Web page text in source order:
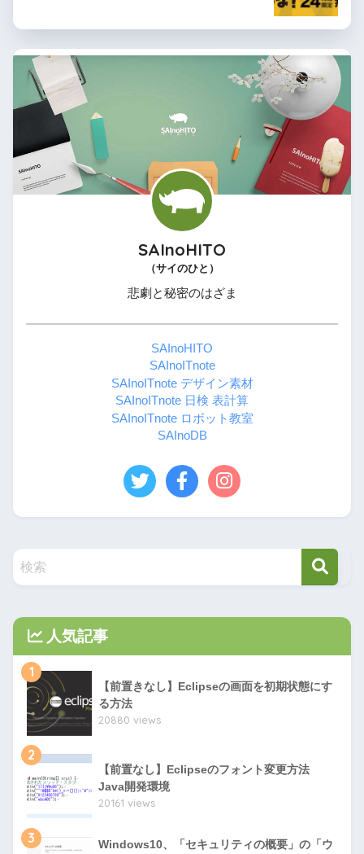
SAInoHITO
（サイのひと）
悲劇と秘密のはざま
SAInoHITO
SAInoITnote
SAInoITnote デザイン素材
SAInoITnote 日検 表計算
SAInoITnote ロボット教室
SAInoDB
人気記事
1
【前置きなし】Eclipseの画面を初期状態にす
る方法
20880 views
2
【前置なし】Eclipseのフォント変更方法
Java開発環境
20161 views
3
Windows10、「セキュリティの概要」の「ウ